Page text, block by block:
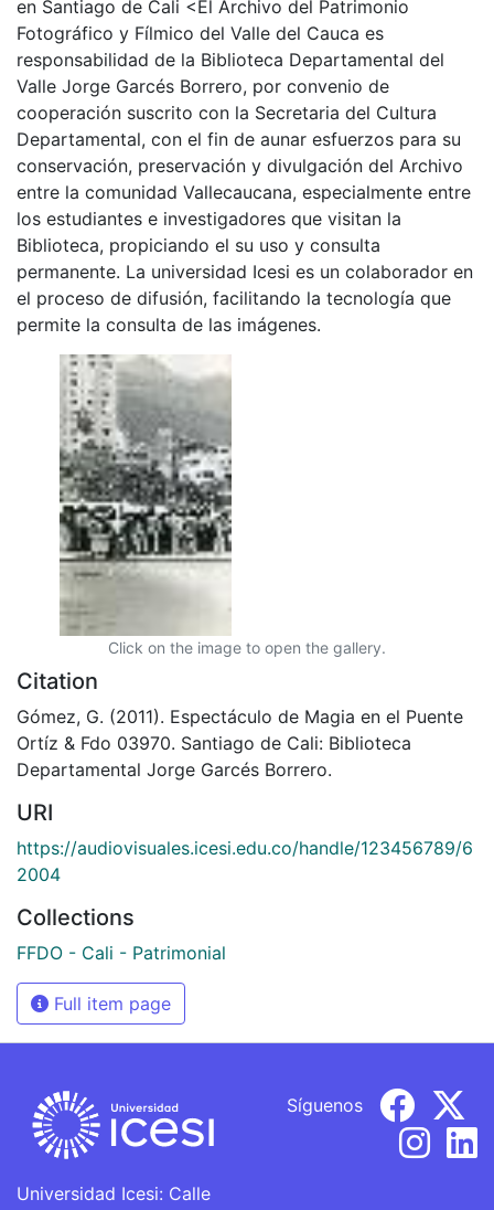
en Santiago de Cali <El Archivo del Patrimonio
Fotográfico y Fílmico del Valle del Cauca es
responsabilidad de la Biblioteca Departamental del
Valle Jorge Garcés Borrero, por convenio de
cooperación suscrito con la Secretaria del Cultura
Departamental, con el fin de aunar esfuerzos para su
conservación, preservación y divulgación del Archivo
entre la comunidad Vallecaucana, especialmente entre
los estudiantes e investigadores que visitan la
Biblioteca, propiciando el su uso y consulta
permanente. La universidad Icesi es un colaborador en
el proceso de difusión, facilitando la tecnología que
permite la consulta de las imágenes.
Click on the image to open the gallery.
Citation
Gómez, G. (2011). Espectáculo de Magia en el Puente
Ortíz & Fdo 03970. Santiago de Cali: Biblioteca
Departamental Jorge Garcés Borrero.
URI
https://audiovisuales.icesi.edu.co/handle/123456789/6
2004
Collections
FFDO - Cali - Patrimonial
Full item page
Universidad Icesi: Calle
Síguenos